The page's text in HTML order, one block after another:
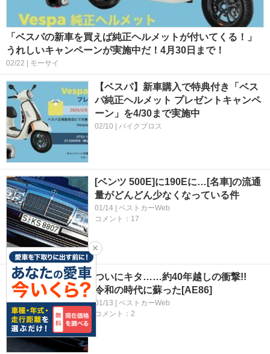
「ベスパの新車を買えば純正ヘルメットが付いてくる！」
うれしいキャンペーンが実施中だ！4月30日まで！
02/22 | モーサイ
【ベスパ】新車購入で特典付き「ベス
パ純正ヘルメット プレゼントキャンペ
ーン」を4/30まで実施中
02/10 | バイクブロス
[ベンツ 500E]に190Eに…[名車]の流通
量がどんどん少なくなっている件
01/14 | ベストカーWeb
コメント：17
ついにキタ……約40年越しの衝撃!!
令和の時代に蘇った[AE86]
01/13 | ベストカーWeb
コメント：2